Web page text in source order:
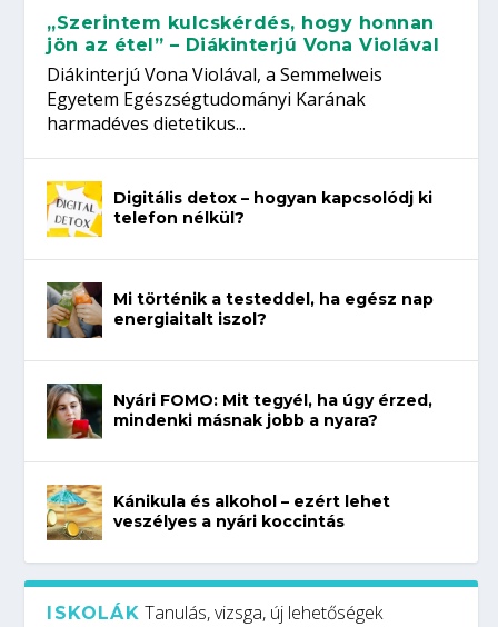
„Szerintem kulcskérdés, hogy honnan
jön az étel” – Diákinterjú Vona Violával
Diákinterjú Vona Violával, a Semmelweis
Egyetem Egészségtudományi Karának
harmadéves dietetikus...
Digitális detox – hogyan kapcsolódj ki
telefon nélkül?
Mi történik a testeddel, ha egész nap
energiaitalt iszol?
Nyári FOMO: Mit tegyél, ha úgy érzed,
mindenki másnak jobb a nyara?
Kánikula és alkohol – ezért lehet
veszélyes a nyári koccintás
ISKOLÁK Tanulás, vizsga, új lehetőségek